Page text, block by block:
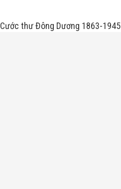
Cước thư Đông Dương 1863-1945